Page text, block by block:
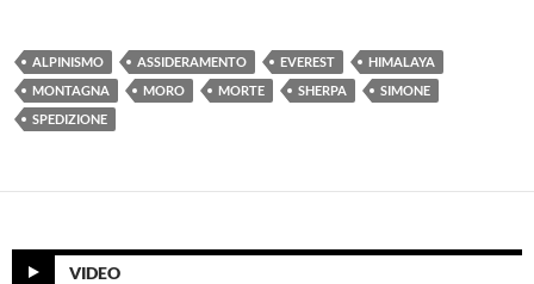
ALPINISMO ASSIDERAMENTO EVEREST
HIMALAYA
MONTAGNA
MORO MORTE SHERPA
SIMONE
SPEDIZIONE
VIDEO